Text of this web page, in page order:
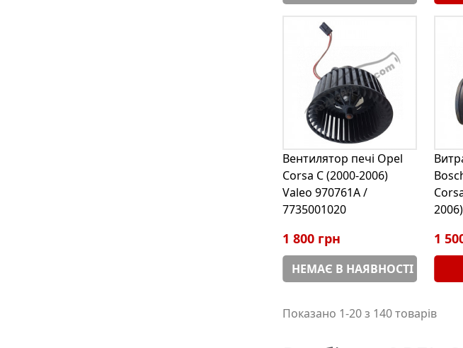
Вентилятор печі Opel
Corsa С (2000-2006)
Valeo 970761A /
7735001020
1 800 грн
НЕМАЄ В НАЯВНОСТІ
2006)
1
Показано 1-20 з 140 товарів